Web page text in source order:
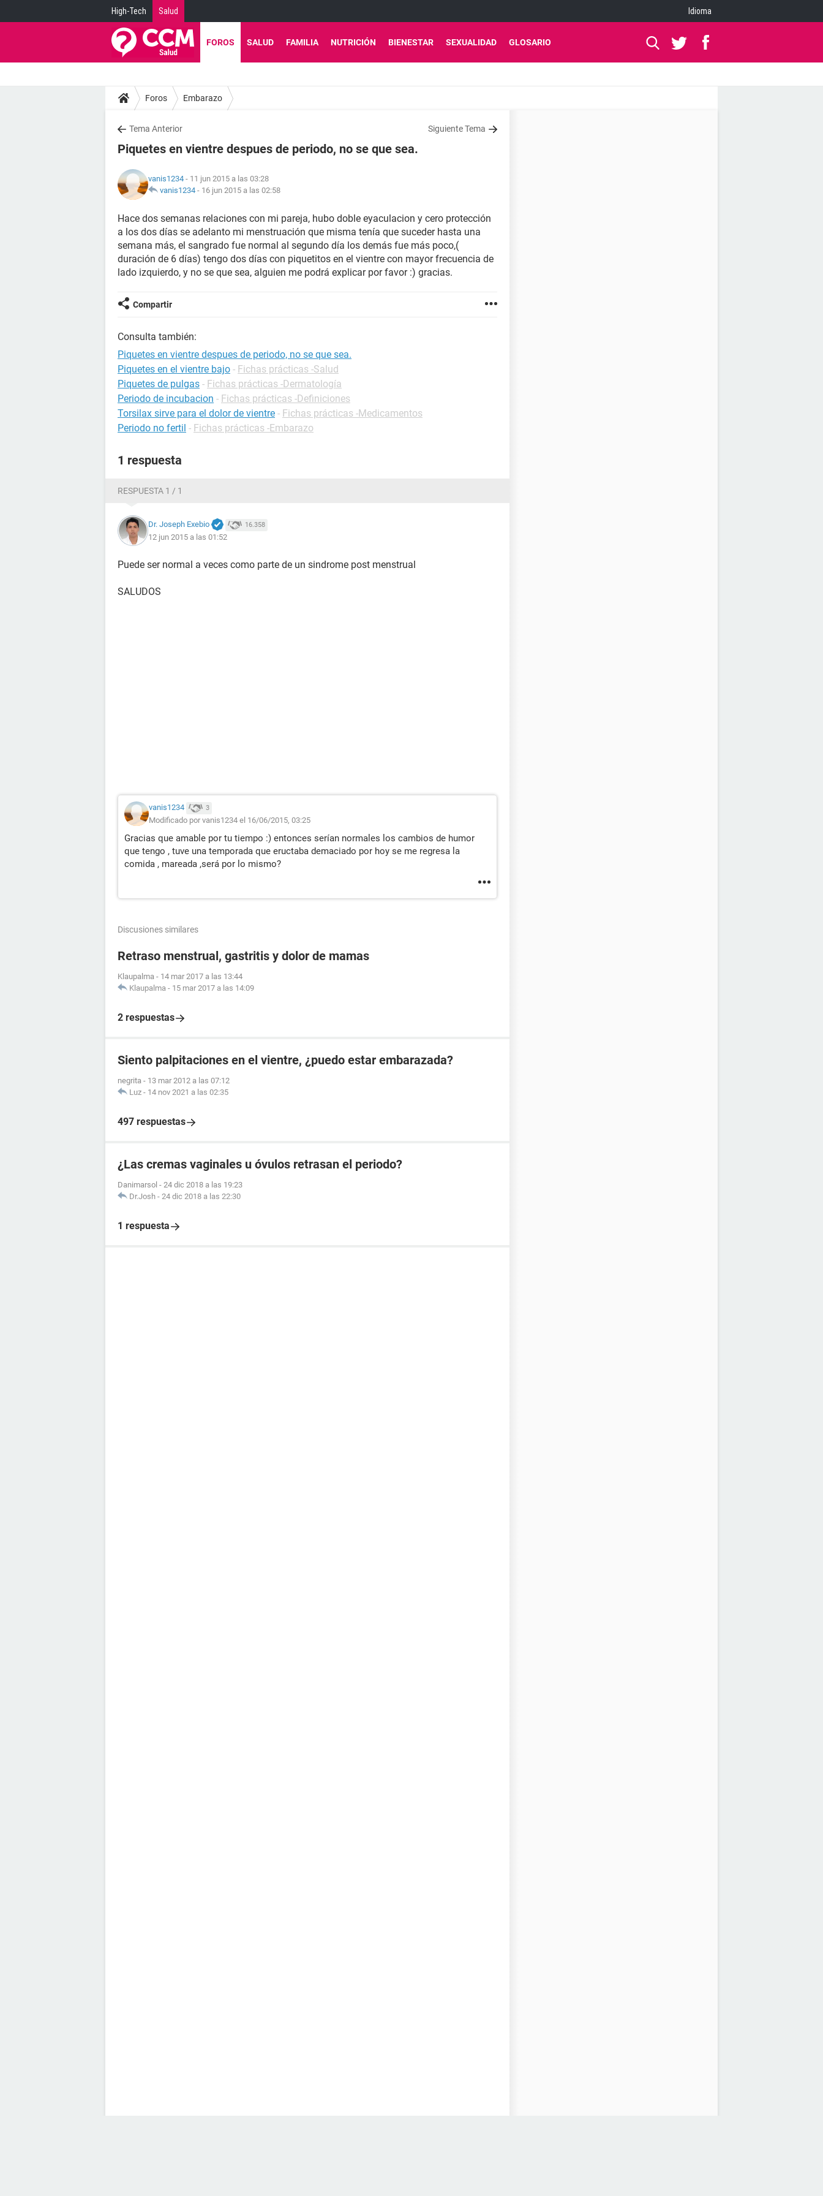
High-Tech Salud Idioma
FOROS SALUD FAMILIA NUTRICIÓN BIENESTAR SEXUALIDAD GLOSARIO
Foros Embarazo
Tema Anterior Siguiente Tema
Piquetes en vientre despues de periodo, no se que sea.
vanis1234 - 11 jun 2015 a las 03:28
vanis1234 - 16 jun 2015 a las 02:58
Hace dos semanas relaciones con mi pareja, hubo doble eyaculacion y cero protección
a los dos días se adelanto mi menstruación que misma tenía que suceder hasta una
semana más, el sangrado fue normal al segundo día los demás fue más poco,(
duración de 6 días) tengo dos días con piquetitos en el vientre con mayor frecuencia de
lado izquierdo, y no se que sea, alguien me podrá explicar por favor :) gracias.
Compartir
Consulta también:
Piquetes en vientre despues de periodo, no se que sea.
Piquetes en el vientre bajo - Fichas prácticas -Salud
Piquetes de pulgas - Fichas prácticas -Dermatología
Periodo de incubacion - Fichas prácticas -Definiciones
Torsilax sirve para el dolor de vientre - Fichas prácticas -Medicamentos
Periodo no fertil - Fichas prácticas -Embarazo
1 respuesta
RESPUESTA 1 / 1
Dr. Joseph Exebio 16.358
12 jun 2015 a las 01:52
Puede ser normal a veces como parte de un sindrome post menstrual
SALUDOS
vanis1234 3
Modificado por vanis1234 el 16/06/2015, 03:25
Gracias que amable por tu tiempo :) entonces serían normales los cambios de humor
que tengo , tuve una temporada que eructaba demaciado por hoy se me regresa la
comida , mareada ,será por lo mismo?
Discusiones similares
Retraso menstrual, gastritis y dolor de mamas
Klaupalma - 14 mar 2017 a las 13:44
Klaupalma - 15 mar 2017 a las 14:09
2 respuestas
Siento palpitaciones en el vientre, ¿puedo estar embarazada?
negrita - 13 mar 2012 a las 07:12
Luz - 14 nov 2021 a las 02:35
497 respuestas
¿Las cremas vaginales u óvulos retrasan el periodo?
Danimarsol - 24 dic 2018 a las 19:23
Dr.Josh - 24 dic 2018 a las 22:30
1 respuesta